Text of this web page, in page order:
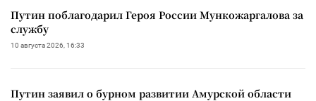
Путин поблагодарил Героя России Мункожаргалова за
службу
10 августа 2026, 16:33
Путин заявил о бурном развитии Амурской области